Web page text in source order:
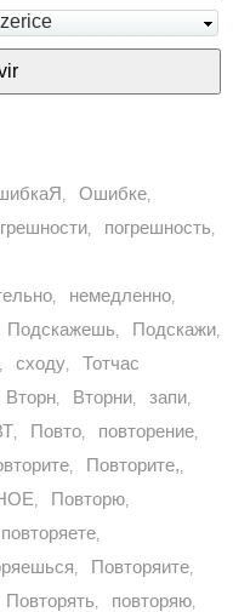
, Ошибке,
, погрешность,
, немедленно,
Подскажешь, Подскажи,
, сходу, Тотчас
Вторн, Вторни, запи,
, Повто, повторение,
, Повторите,,
, Повторю,
повторяете,
, Повторяите,
Повторять, повторяю,